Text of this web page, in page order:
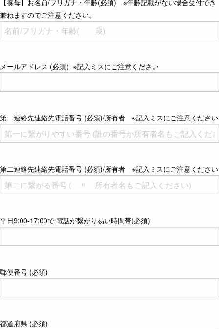
【養母】お名前/フリガナ・年齢(必須) ※年齢記載がない場合受付でき
兼ねますのでご注意ください。
メールアドレス (必須）※記入ミスにご注意ください
第一連絡先連絡先電話番号 (必須)/所有者 ※記入ミスにご注意ください
第二連絡先連絡先電話番号 (必須)/所有者 ※記入ミスにご注意ください
平日9:00-17:00で 電話が繋がり易い時間帯(必須)
郵便番号 (必須)
都道府県 (必須)